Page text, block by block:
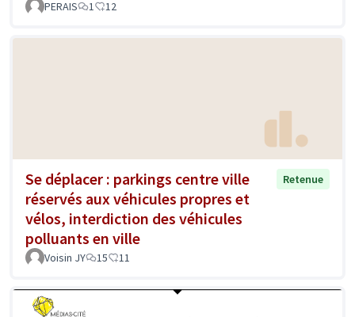
PERAIS 1 12
Se déplacer : parkings centre ville
réservés aux véhicules propres et
vélos, interdiction des véhicules
polluants en ville
Retenue
Voisin JY 15 11